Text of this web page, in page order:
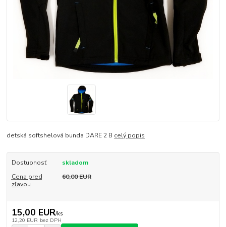
detská softshelová bunda DARE 2 B celý popis
Dostupnosť
skladom
Cena pred
zľavou
60,00 EUR
15,00 EUR/ks
12,20 EUR bez DPH